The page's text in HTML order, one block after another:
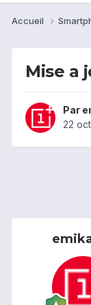
Accueil
Mise a
Par
22